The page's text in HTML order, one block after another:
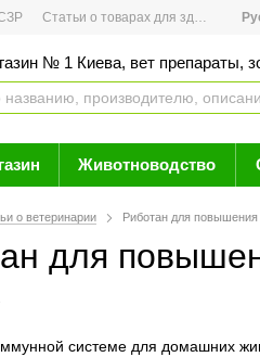
Статьи о товарах для здоровья
№ 1 Киева, вет препараты,
Животноводство
о ветеринарии Риботан для
для
системе для домашних